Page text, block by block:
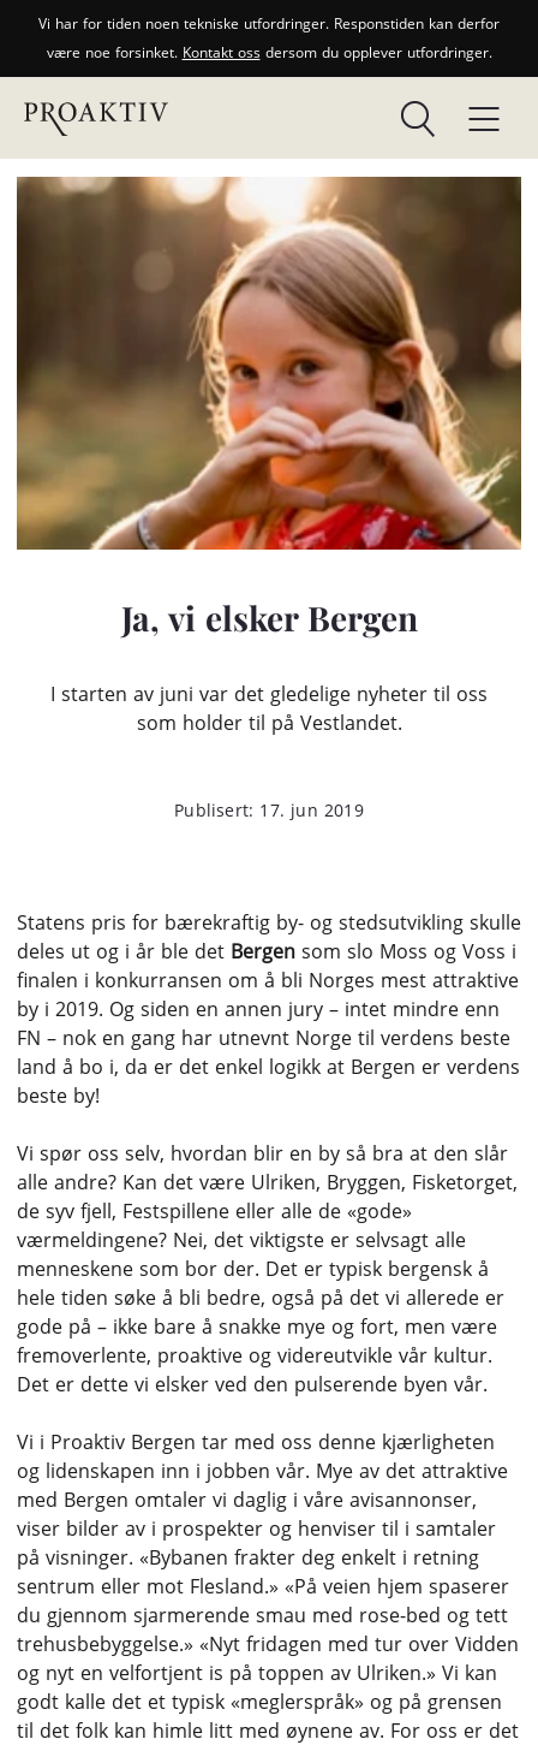
Vi har for tiden noen tekniske utfordringer. Responstiden kan derfor
være noe forsinket. Kontakt ossdersom du opplever utfordringer.
Ja, vi elsker Bergen
I starten av juni var det gledelige nyheter til oss
som holder til på Vestlandet.
Publisert: 17. jun 2019
Statens pris for bærekraftig by- og stedsutvikling skulle
deles ut og i år ble det Bergen som slo Moss og Voss i
finalen i konkurransen om å bli Norges mest attraktive
by i 2019. Og siden en annen jury – intet mindre enn
FN – nok en gang har utnevnt Norge til verdens beste
land å bo i, da er det enkel logikk at Bergen er verdens
beste by!
Vi spør oss selv, hvordan blir en by så bra at den slår
alle andre? Kan det være Ulriken, Bryggen, Fisketorget,
de syv fjell, Festspillene eller alle de «gode»
værmeldingene? Nei, det viktigste er selvsagt alle
menneskene som bor der. Det er typisk bergensk å
hele tiden søke å bli bedre, også på det vi allerede er
gode på – ikke bare å snakke mye og fort, men være
fremoverlente, proaktive og videreutvikle vår kultur.
Det er dette vi elsker ved den pulserende byen vår.
Vi i Proaktiv Bergen tar med oss denne kjærligheten
og lidenskapen inn i jobben vår. Mye av det attraktive
med Bergen omtaler vi daglig i våre avisannonser,
viser bilder av i prospekter og henviser til i samtaler
på visninger. «Bybanen frakter deg enkelt i retning
sentrum eller mot Flesland.» «På veien hjem spaserer
du gjennom sjarmerende smau med rose-bed og tett
trehusbebyggelse.» «Nyt fridagen med tur over Vidden
og nyt en velfortjent is på toppen av Ulriken.» Vi kan
godt kalle det et typisk «meglerspråk» og på grensen
til det folk kan himle litt med øynene av. For oss er det